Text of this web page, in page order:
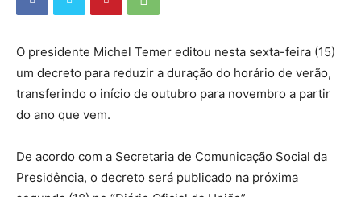
O presidente Michel Temer editou nesta sexta-feira (15)
um decreto para reduzir a duração do horário de verão,
transferindo o início de outubro para novembro a partir
do ano que vem.
De acordo com a Secretaria de Comunicação Social da
Presidência, o decreto será publicado na próxima